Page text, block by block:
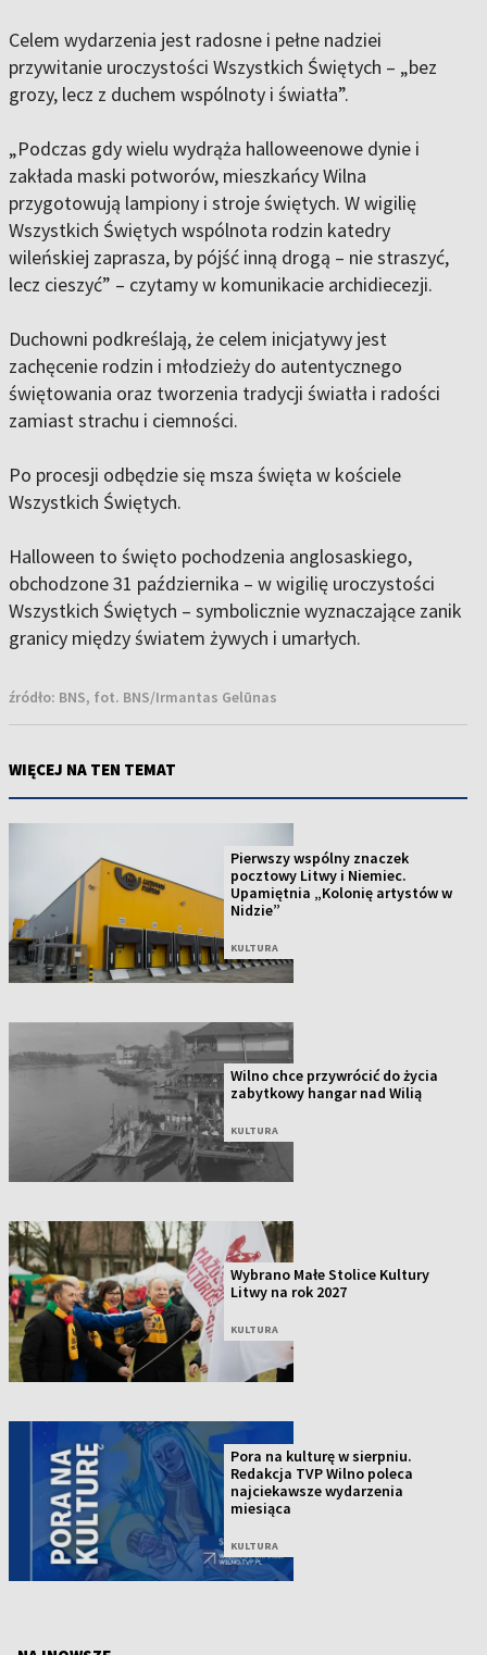
Celem wydarzenia jest radosne i pełne nadziei
przywitanie uroczystości Wszystkich Świętych – „bez
grozy, lecz z duchem wspólnoty i światła”.
„Podczas gdy wielu wydrąża halloweenowe dynie i
zakłada maski potworów, mieszkańcy Wilna
przygotowują lampiony i stroje świętych. W wigilię
Wszystkich Świętych wspólnota rodzin katedry
wileńskiej zaprasza, by pójść inną drogą – nie straszyć,
lecz cieszyć” – czytamy w komunikacie archidiecezji.
Duchowni podkreślają, że celem inicjatywy jest
zachęcenie rodzin i młodzieży do autentycznego
świętowania oraz tworzenia tradycji światła i radości
zamiast strachu i ciemności.
Po procesji odbędzie się msza święta w kościele
Wszystkich Świętych.
Halloween to święto pochodzenia anglosaskiego,
obchodzone 31 października – w wigilię uroczystości
Wszystkich Świętych – symbolicznie wyznaczające zanik
granicy między światem żywych i umarłych.
źródło: BNS, fot. BNS/Irmantas Gelūnas
WIĘCEJ NA TEN TEMAT
Pierwszy wspólny znaczek
pocztowy Litwy i Niemiec.
Upamiętnia „Kolonię artystów w
Nidzie”
KULTURA
Wilno chce przywrócić do życia
zabytkowy hangar nad Wilią
KULTURA
Wybrano Małe Stolice Kultury
Litwy na rok 2027
KULTURA
Pora na kulturę w sierpniu.
Redakcja TVP Wilno poleca
najciekawsze wydarzenia
miesiąca
KULTURA